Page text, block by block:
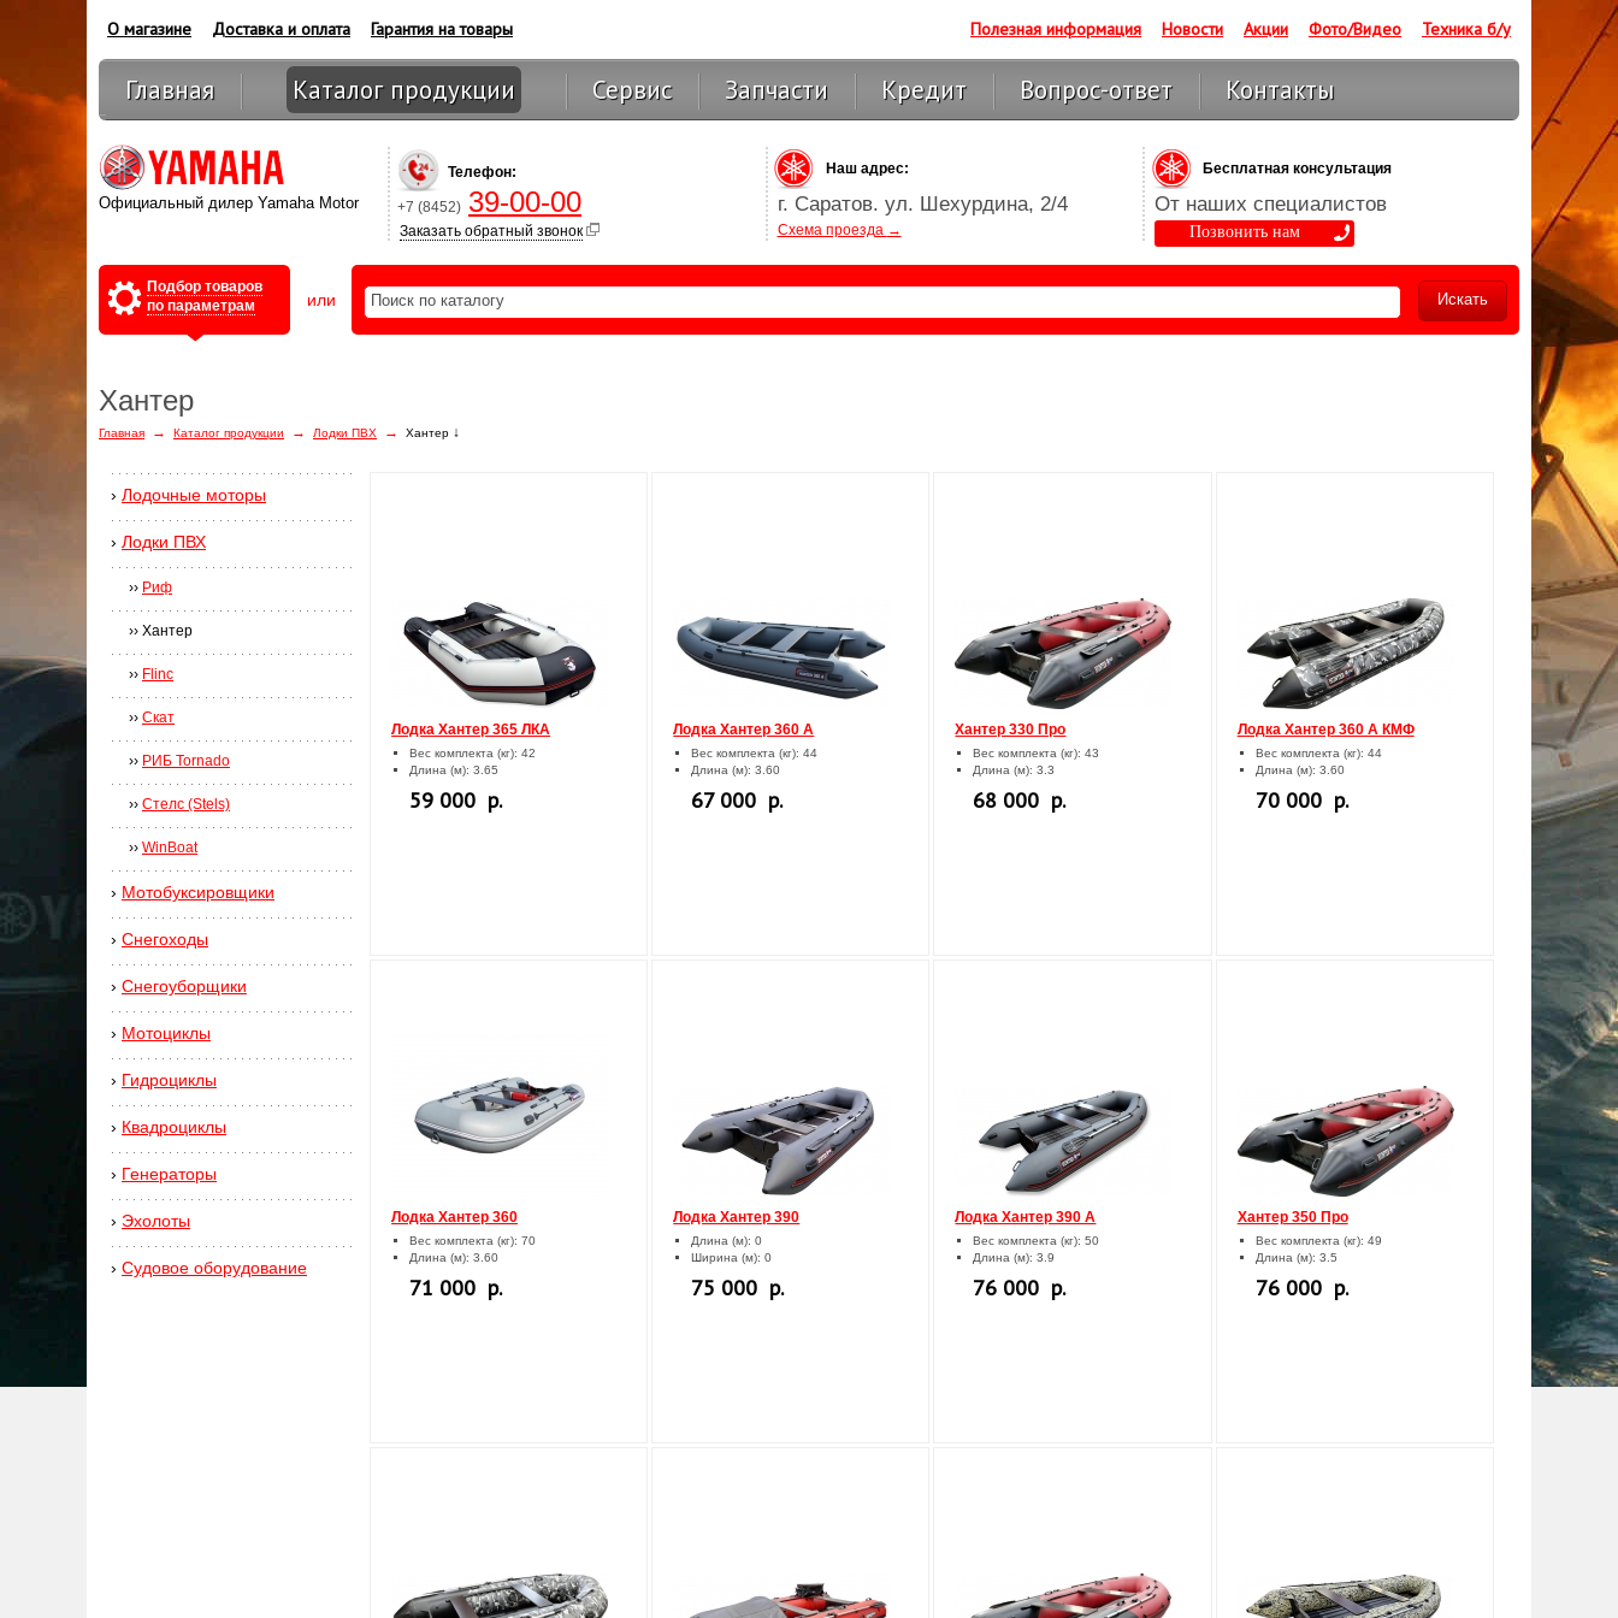
О магазине Доставка и оплата Гарантия на товары Полезная информация Новости Акции Фото/Видео Техника б/у
Главная Каталог продукции Сервис Запчасти Кредит Вопрос-ответ
Контакты
Оптовикам
Официальный дилер Yamaha Motor
Телефон:
+7 (8452) 39-00-00
Заказать обратный звонок
Наш адрес:
г. Саратов. ул. Шехурдина, 2/4
Схема проезда →
Бесплатная консультация
От наших специалистов
Позвонить нам
Подбор товаров
по параметрам
или
Хантер
Главная → Каталог продукции → Лодки ПВХ → Хантер ↓
› Лодочные моторы
› Лодки ПВХ
›› Риф
›› Хантер
›› Flinc
›› Скат
›› РИБ Tornado
›› Стелс (Stels)
›› WinBoat
› Мотобуксировщики
› Снегоходы
› Снегоуборщики
› Мотоциклы
› Гидроциклы
› Квадроциклы
› Генераторы
› Эхолоты
› Cудовое оборудование
Лодка Хантер 365 ЛКА
Вес комплекта (кг): 42
Длина (м): 3.65
59 000 р.
Лодка Хантер 360 А
Вес комплекта (кг): 44
Длина (м): 3.60
67 000 р.
Хантер 330 Про
Вес комплекта (кг): 43
Длина (м): 3.3
68 000 р.
Лодка Хантер 360 А КМФ
Вес комплекта (кг): 44
Длина (м): 3.60
70 000 р.
Лодка Хантер 360
Вес комплекта (кг): 70
Длина (м): 3.60
71 000 р.
Лодка Хантер 390
Длина (м): 0
Ширина (м): 0
75 000 р.
Лодка Хантер 390 А
Вес комплекта (кг): 50
Длина (м): 3.9
76 000 р.
Хантер 350 Про
Вес комплекта (кг): 49
Длина (м): 3.5
76 000 р.